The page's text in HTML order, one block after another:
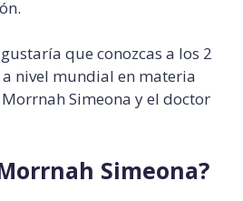
que conozcas a los 2
nivel mundial en materia
Simeona y el doctor
Simeona?